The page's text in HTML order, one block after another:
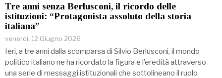
Tre anni senza Berlusconi, il ricordo delle
istituzioni: “Protagonista assoluto della storia
italiana”
venerdì, 12 Giugno 2026
Ieri, a tre anni dalla scomparsa di Silvio Berlusconi, il mondo
politico italiano ne ha ricordato la figura e l’eredità attraverso
una serie di messaggi istituzionali che sottolineano il ruolo